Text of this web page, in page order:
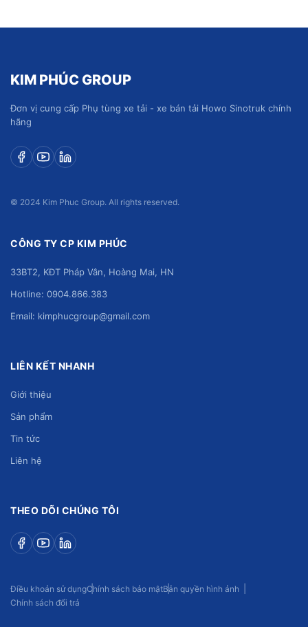
KIM PHÚC GROUP
Đơn vị cung cấp Phụ tùng xe tải - xe bán tải Howo Sinotruk chính
hãng
© 2024 Kim Phuc Group. All rights reserved.
CÔNG TY CP KIM PHÚC
33BT2, KĐT Pháp Vân, Hoàng Mai, HN
Hotline: 0904.866.383
Email: kimphucgroup@gmail.com
LIÊN KẾT NHANH
Giới thiệu
Sản phẩm
Tin tức
Liên hệ
THEO DÕI CHÚNG TÔI
Điều khoản sử dụngChính sách bảo mậtBản quyền hình ảnh
Chính sách đổi trả